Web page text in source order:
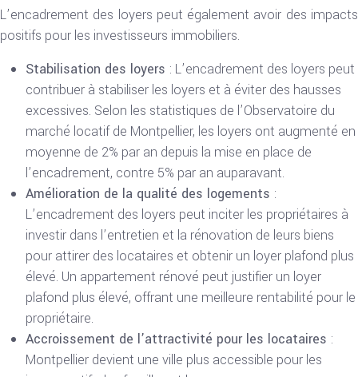
L’encadrement des loyers peut également avoir des impacts
positifs pour les investisseurs immobiliers.
Stabilisation des loyers : L’encadrement des loyers peut
contribuer à stabiliser les loyers et à éviter des hausses
excessives. Selon les statistiques de l’Observatoire du
marché locatif de Montpellier, les loyers ont augmenté en
moyenne de 2% par an depuis la mise en place de
l’encadrement, contre 5% par an auparavant.
Amélioration de la qualité des logements :
L’encadrement des loyers peut inciter les propriétaires à
investir dans l’entretien et la rénovation de leurs biens
pour attirer des locataires et obtenir un loyer plafond plus
élevé. Un appartement rénové peut justifier un loyer
plafond plus élevé, offrant une meilleure rentabilité pour le
propriétaire.
Accroissement de l’attractivité pour les locataires :
Montpellier devient une ville plus accessible pour les